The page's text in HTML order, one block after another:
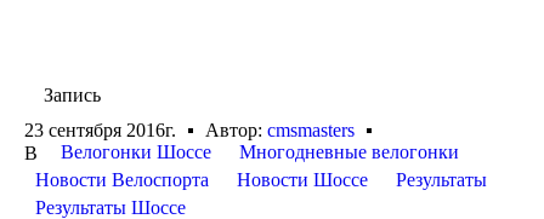
Запись
23 сентября 2016г.
Автор: cmsmasters
В
Велогонки Шоссе
Многодневные велогонки
Новости Велоспорта
Новости Шоссе
Результаты
Результаты Шоссе